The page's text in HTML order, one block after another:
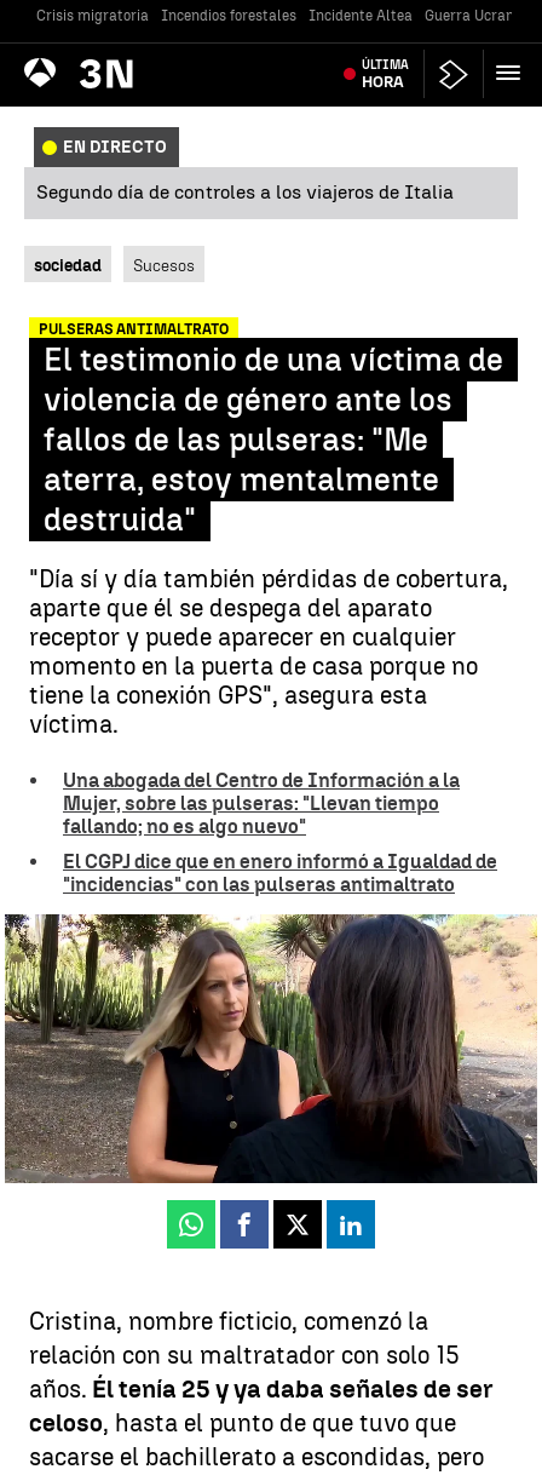
Crisis migratoria Incendios forestales Incidente Altea Guerra Ucrania
Antena
3 Noticias ÚLTIMA
HORA
EN DIRECTO
Segundo día de controles a los viajeros de Italia
sociedad Sucesos
PULSERAS ANTIMALTRATO
El testimonio de una víctima de
violencia de género ante los
fallos de las pulseras: "Me
aterra, estoy mentalmente
destruida"
"Día sí y día también pérdidas de cobertura,
aparte que él se despega del aparato
receptor y puede aparecer en cualquier
momento en la puerta de casa porque no
tiene la conexión GPS", asegura esta
víctima.
Una abogada del Centro de Información a la
Mujer, sobre las pulseras: "Llevan tiempo
fallando; no es algo nuevo"
El CGPJ dice que en enero informó a Igualdad de
"incidencias" con las pulseras antimaltrato
El testimonio de una víctima de violencia de género ante los fallos
de las pulseras | Antena 3 Noticias
María Gutiérrez
Publicado: 23 de septiembre de 2025, 20:25
Whatsapp
Facebook
X Linkedin
Cristina, nombre ficticio, comenzó la
relación con su maltratador con solo 15
años. Él tenía 25 y ya daba señales de ser
celoso, hasta el punto de que tuvo que
sacarse el bachillerato a escondidas, pero